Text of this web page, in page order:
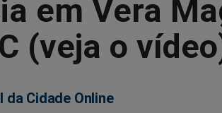
em Vera
(veja o
da Cidade Online